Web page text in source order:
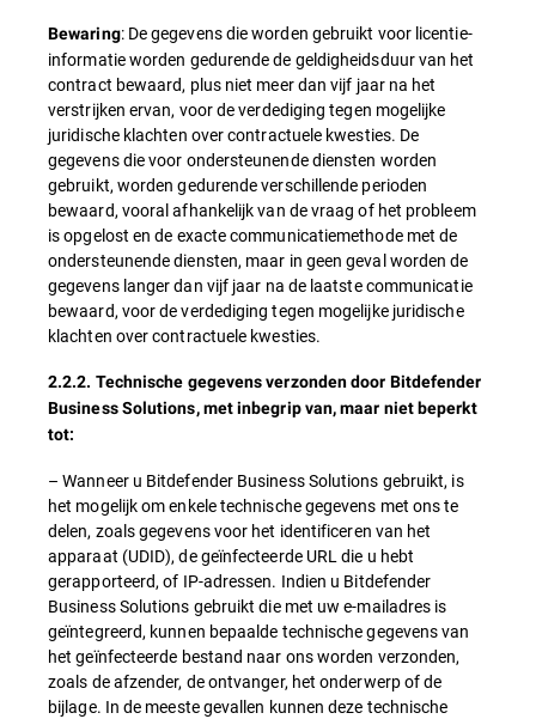
Bewaring: De gegevens die worden gebruikt voor licentie-
informatie worden gedurende de geldigheidsduur van het
contract bewaard, plus niet meer dan vijf jaar na het
verstrijken ervan, voor de verdediging tegen mogelijke
juridische klachten over contractuele kwesties. De
gegevens die voor ondersteunende diensten worden
gebruikt, worden gedurende verschillende perioden
bewaard, vooral afhankelijk van de vraag of het probleem
is opgelost en de exacte communicatiemethode met de
ondersteunende diensten, maar in geen geval worden de
gegevens langer dan vijf jaar na de laatste communicatie
bewaard, voor de verdediging tegen mogelijke juridische
klachten over contractuele kwesties.
2.2.2. Technische gegevens verzonden door Bitdefender
Business Solutions, met inbegrip van, maar niet beperkt
tot:
– Wanneer u Bitdefender Business Solutions gebruikt, is
het mogelijk om enkele technische gegevens met ons te
delen, zoals gegevens voor het identificeren van het
apparaat (UDID), de geïnfecteerde URL die u hebt
gerapporteerd, of IP-adressen. Indien u Bitdefender
Business Solutions gebruikt die met uw e-mailadres is
geïntegreerd, kunnen bepaalde technische gegevens van
het geïnfecteerde bestand naar ons worden verzonden,
zoals de afzender, de ontvanger, het onderwerp of de
bijlage. In de meeste gevallen kunnen deze technische